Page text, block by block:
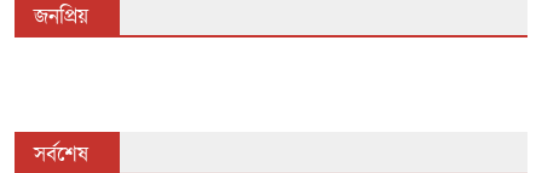
জনপ্রিয়
সর্বশেষ